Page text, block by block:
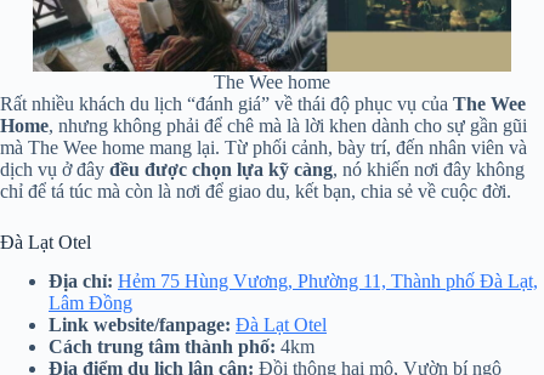
The Wee home
Rất nhiều khách du lịch “đánh giá” về thái độ phục vụ của The Wee
Home, nhưng không phải để chê mà là lời khen dành cho sự gần gũi
mà The Wee home mang lại. Từ phối cảnh, bày trí, đến nhân viên và
dịch vụ ở đây đều được chọn lựa kỹ càng, nó khiến nơi đây không
chỉ để tá túc mà còn là nơi để giao du, kết bạn, chia sẻ về cuộc đời.
Đà Lạt Otel
Địa chỉ: Hẻm 75 Hùng Vương, Phường 11, Thành phố Đà Lạt,
Lâm Đồng
Link website/fanpage: Đà Lạt Otel
Cách trung tâm thành phố: 4km
Địa điểm du lịch lân cận: Đồi thông hai mộ, Vườn bí ngô